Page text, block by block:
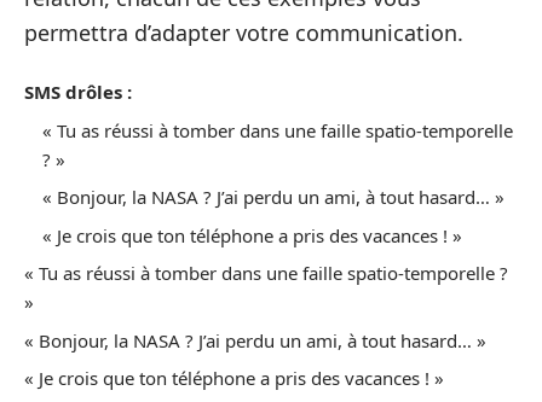
permettra d’adapter votre communication.
SMS drôles :
« Tu as réussi à tomber dans une faille spatio-temporelle
? »
« Bonjour, la NASA ? J’ai perdu un ami, à tout hasard… »
« Je crois que ton téléphone a pris des vacances ! »
« Tu as réussi à tomber dans une faille spatio-temporelle ?
»
« Bonjour, la NASA ? J’ai perdu un ami, à tout hasard… »
« Je crois que ton téléphone a pris des vacances ! »